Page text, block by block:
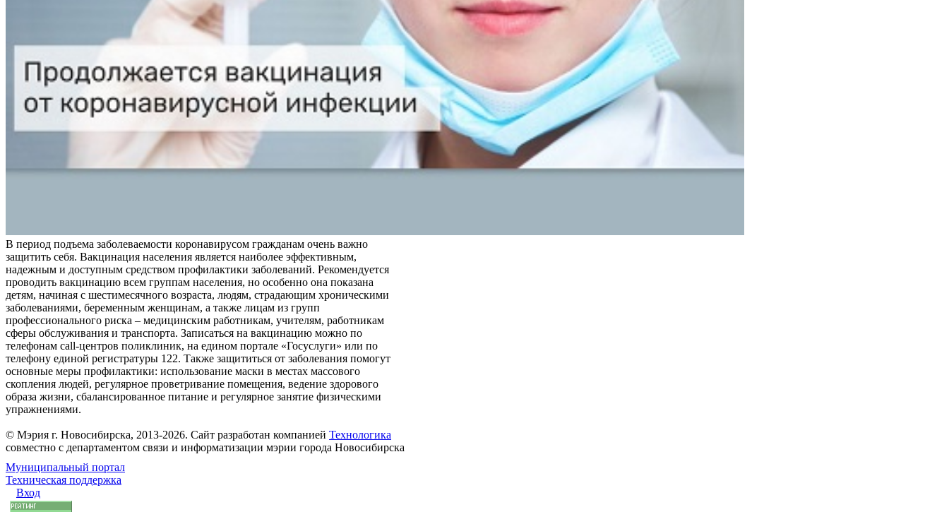
В период подъема заболеваемости коронавирусом гражданам очень важно
защитить себя. Вакцинация населения является наиболее эффективным,
надежным и доступным средством профилактики заболеваний. Рекомендуется
проводить вакцинацию всем группам населения, но особенно она показана
детям, начиная с шестимесячного возраста, людям, страдающим хроническими
заболеваниями, беременным женщинам, а также лицам из групп
профессионального риска – медицинским работникам, учителям, работникам
сферы обслуживания и транспорта. Записаться на вакцинацию можно по
телефонам call-центров поликлиник, на едином портале «Госуслуги» или по
телефону единой регистратуры 122. Также защититься от заболевания помогут
основные меры профилактики: использование маски в местах массового
скопления людей, регулярное проветривание помещения, ведение здорового
образа жизни, сбалансированное питание и регулярное занятие физическими
упражнениями.
© Мэрия г. Новосибирска, 2013-2026. Сайт разработан компанией Технологика
совместно с департаментом связи и информатизации мэрии города Новосибирска
Муниципальный портал
Техническая поддержка
Вход